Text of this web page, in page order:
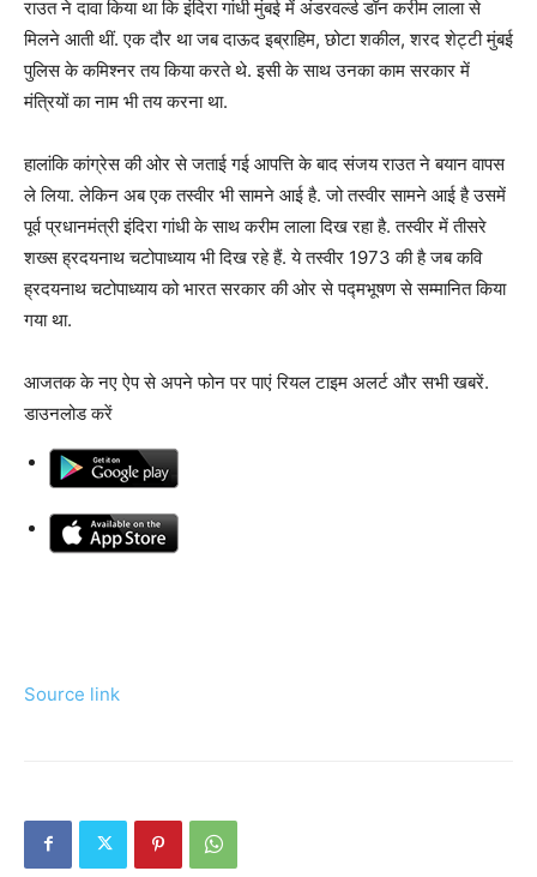
राउत ने दावा किया था कि इंदिरा गांधी मुंबई में अंडरवर्ल्ड डॉन करीम लाला से
मिलने आती थीं. एक दौर था जब दाऊद इब्राहिम, छोटा शकील, शरद शेट्टी मुंबई
पुलिस के कमिश्नर तय किया करते थे. इसी के साथ उनका काम सरकार में
मंत्रियों का नाम भी तय करना था.
हालांकि कांग्रेस की ओर से जताई गई आपत्ति के बाद संजय राउत ने बयान वापस
ले लिया. लेकिन अब एक तस्वीर भी सामने आई है. जो तस्वीर सामने आई है उसमें
पूर्व प्रधानमंत्री इंदिरा गांधी के साथ करीम लाला दिख रहा है. तस्वीर में तीसरे
शख्स ह्रदयनाथ चटोपाध्याय भी दिख रहे हैं. ये तस्वीर 1973 की है जब कवि
ह्रदयनाथ चटोपाध्याय को भारत सरकार की ओर से पद्मभूषण से सम्मानित किया
गया था.
आजतक के नए ऐप से अपने फोन पर पाएं रियल टाइम अलर्ट और सभी खबरें.
डाउनलोड करें
Source link